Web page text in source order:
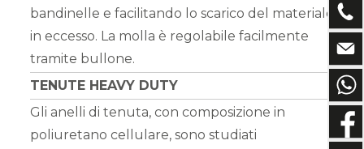
bandinelle e facilitando lo scarico del materiale
in eccesso. La molla è regolabile facilmente
tramite bullone.
TENUTE HEAVY DUTY
Gli anelli di tenuta, con composizione in
poliuretano cellulare, sono studiati